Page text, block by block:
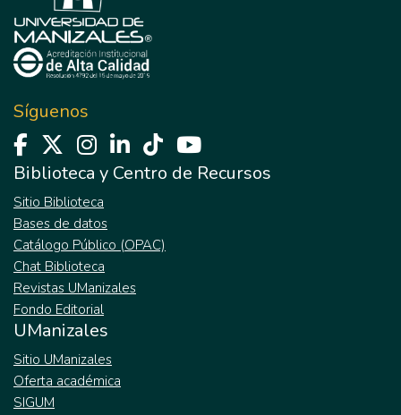
Síguenos
Biblioteca y Centro de Recursos
Sitio Biblioteca
Bases de datos
Catálogo Público (OPAC)
Chat Biblioteca
Revistas UManizales
Fondo Editorial
UManizales
Sitio UManizales
Oferta académica
SIGUM